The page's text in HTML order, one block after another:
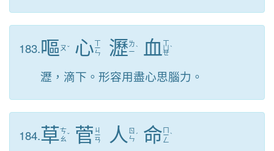
183.嘔 ㄡˇ 心ㄒ
ㄧ
ㄣ 瀝ㄌ
ㄧˋ 血 ㄒ
ㄩ
ㄝ
ˋ
瀝，滴下。形容用盡心思腦力。
184.草ㄘ
ㄠˇ 菅 ㄐ
ㄧ
ㄢ 人 ㄖ
ㄣ ˊ 命 ㄇ
ㄧ
ㄥ
ˋ